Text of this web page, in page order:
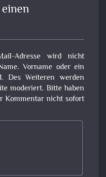
Adresse wird nicht
Vorname oder ein
Des Weiteren werden
moderiert. Bitte haben
Kommentar nicht sofort